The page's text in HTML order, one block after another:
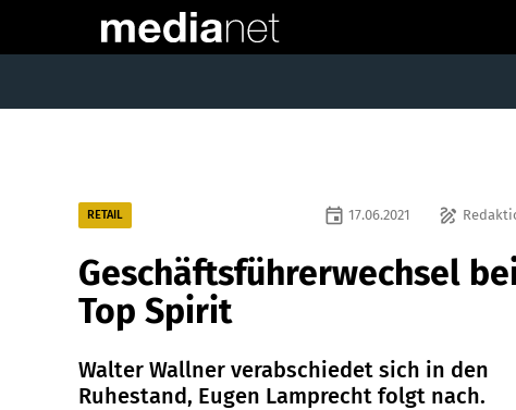
RETAIL draw
event 17.06.2021
Geschäftsführerwechsel
Top Spirit
Walter Wallner verabschiedet sich in den
Ruhestand, Eugen Lamprecht folgt nach.